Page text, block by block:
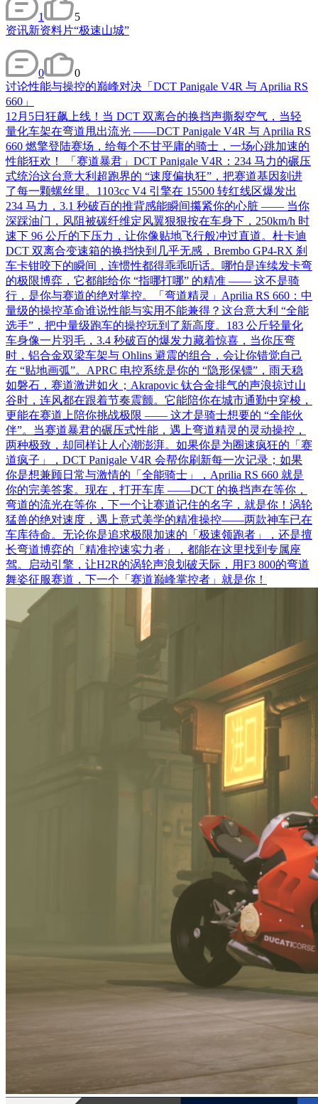
1
5
资讯新资料片“极速山城”
0
0
讨论性能与操控的巅峰对决「DCT Panigale V4R 与 Aprilia RS
660」
12月5日狂飙上线！当 DCT 双离合的换挡声撕裂空气，当轻
量化车架在弯道甩出流光 ——DCT Panigale V4R 与 Aprilia RS
660 燃擎登陆赛场，给每个不甘平庸的骑士，一场心跳加速的
性能狂欢！ 「赛道暴君」DCT Panigale V4R：234 马力的碾压
式统治这台意大利超跑界的 “速度偏执狂”，把赛道基因刻进
了每一颗螺丝里。1103cc V4 引擎在 15500 转红线区爆发出
234 马力，3.1 秒破百的推背感能瞬间攥紧你的心脏 —— 当你
深踩油门，风阻被碳纤维定风翼狠狠按在车身下，250km/h 时
速下 96 公斤的下压力，让你像贴地飞行般冲过直道。​杜卡迪
DCT 双离合变速箱的换挡快到几乎无感，Brembo GP4-RX 刹
车卡钳咬下的瞬间，连惯性都得乖乖听话。哪怕是连续发卡弯
的极限博弈，它都能给你 “指哪打哪” 的精准 —— 这不是骑
行，是你与赛道的绝对掌控。​ 「弯道精灵」Aprilia RS 660：中
量级的操控革命谁说性能与实用不能兼得？这台意大利 “全能
选手”，把中量级跑车的操控玩到了新高度。183 公斤轻量化
车身像一片羽毛，3.4 秒破百的爆发力藏着惊喜，当你压弯
时，铝合金双梁车架与 Ohlins 避震的组合，会让你错觉自己
在 “贴地画弧”。​APRC 电控系统是你的 “隐形保镖”，雨天稳
如磐石，赛道激进如火；Akrapovic 钛合金排气的声浪掠过山
谷时，连风都在跟着节奏震颤。它能陪你在城市通勤中穿梭，
更能在赛道上陪你挑战极限 —— 这才是骑士想要的 “全能伙
伴”。​​当赛道暴君的碾压式性能，遇上弯道精灵的灵动操控，
两种极致，却同样让人心潮澎湃。​如果你是为圈速疯狂的「赛
道疯子」，DCT Panigale V4R 会帮你刷新每一次记录；如果
你是想兼顾日常与激情的「全能骑士」，Aprilia RS 660 就是
你的完美答案。​现在，打开车库 ——DCT 的换挡声在等你，
弯道的流光在等你，下一个让赛道记住的名字，就是你！​​涡轮
猛兽的绝对速度，遇上意式美学的精准操控——两款神车已在
车库待命。无论你是追求极限加速的「极速领跑者」，还是擅
长弯道博弈的「精准控速实力者」，都能在这里找到专属座
驾。​启动引擎，让H2R的涡轮声浪划破天际，用F3 800的弯道
舞姿征服赛道，下一个「赛道巅峰掌控者」就是你！